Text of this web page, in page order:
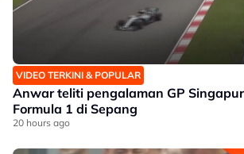
VIDEO TERKINI & POPULAR
Anwar teliti pengalaman GP
Formula 1 di Sepang
20 hours ago